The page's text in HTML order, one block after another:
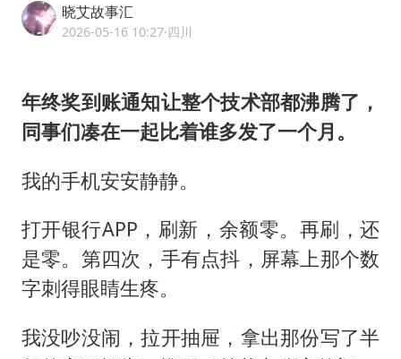
晓艾故事汇
2026-05-16 10:27·四川
年终奖到账通知让整个技术部都沸腾了，
同事们凑在一起比着谁多发了一个月。
我的手机安安静静。
打开银行APP，刷新，余额零。再刷，还
是零。第四次，手有点抖，屏幕上那个数
字刺得眼睛生疼。
我没吵没闹，拉开抽屉，拿出那份写了半